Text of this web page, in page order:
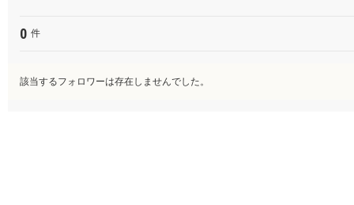
0 件
該当するフォロワーは存在しませんでした。